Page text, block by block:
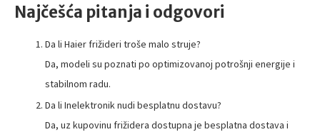
Najčešća pitanja i odgovori
Da li Haier frižideri troše malo struje?
Da, modeli su poznati po optimizovanoj potrošnji energije i
stabilnom radu.
Da li Inelektronik nudi besplatnu dostavu?
Da, uz kupovinu frižidera dostupna je besplatna dostava i